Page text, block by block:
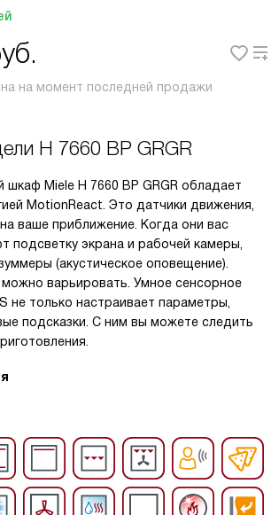
на момент последней продажи
H 7660 BP GRGR
шкаф Miele H 7660 BP GRGR обладает
MotionReact. Это датчики движения,
ваше приближение. Когда они вас
подсветку экрана и рабочей камеры,
(акустическое оповещение).
варьировать. Умное сенсорное
не только настраивает параметры,
подсказки. С ним вы можете следить